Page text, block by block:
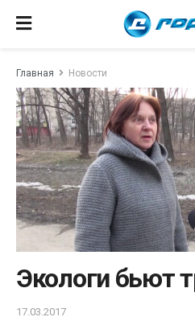
Главная Новости
Экологи бьют
17.03.2017